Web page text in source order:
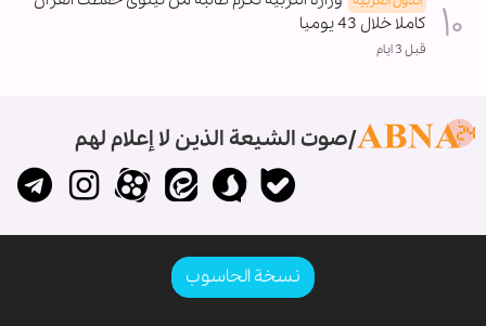
كاملا خلال 43 يوميا
قبل 3 ايام
صوت الشيعة الذين لا إعلام لهم
نسخة الحاسوب